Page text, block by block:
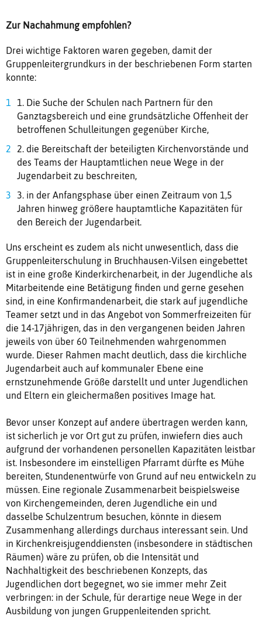
Zur Nachahmung empfohlen?
Drei wichtige Faktoren waren gegeben, damit der
Gruppenleitergrundkurs in der beschriebenen Form starten
konnte:
1. Die Suche der Schulen nach Partnern für den
Ganztagsbereich und eine grundsätzliche Offenheit der
betroffenen Schulleitungen gegenüber Kirche,
2. die Bereitschaft der beteiligten Kirchenvorstände und
des Teams der Hauptamtlichen neue Wege in der
Jugendarbeit zu beschreiten,
3. in der Anfangsphase über einen Zeitraum von 1,5
Jahren hinweg größere hauptamtliche Kapazitäten für
den Bereich der Jugendarbeit.
Uns erscheint es zudem als nicht unwesentlich, dass die
Gruppenleiterschulung in Bruchhausen-Vilsen eingebettet
ist in eine große Kinderkirchenarbeit, in der Jugendliche als
Mitarbeitende eine Betätigung finden und gerne gesehen
sind, in eine Konfirmandenarbeit, die stark auf jugendliche
Teamer setzt und in das Angebot von Sommerfreizeiten für
die 14-17jährigen, das in den vergangenen beiden Jahren
jeweils von über 60 Teilnehmenden wahrgenommen
wurde. Dieser Rahmen macht deutlich, dass die kirchliche
Jugendarbeit auch auf kommunaler Ebene eine
ernstzunehmende Größe darstellt und unter Jugendlichen
und Eltern ein gleichermaßen positives Image hat.
Bevor unser Konzept auf andere übertragen werden kann,
ist sicherlich je vor Ort gut zu prüfen, inwiefern dies auch
aufgrund der vorhandenen personellen Kapazitäten leistbar
ist. Insbesondere im einstelligen Pfarramt dürfte es Mühe
bereiten, Stundenentwürfe von Grund auf neu entwickeln zu
müssen. Eine regionale Zusammenarbeit beispielsweise
von Kirchengemeinden, deren Jugendliche ein und
dasselbe Schulzentrum besuchen, könnte in diesem
Zusammenhang allerdings durchaus interessant sein. Und
in Kirchenkreisjugenddiensten (insbesondere in städtischen
Räumen) wäre zu prüfen, ob die Intensität und
Nachhaltigkeit des beschriebenen Konzepts, das
Jugendlichen dort begegnet, wo sie immer mehr Zeit
verbringen: in der Schule, für derartige neue Wege in der
Ausbildung von jungen Gruppenleitenden spricht.